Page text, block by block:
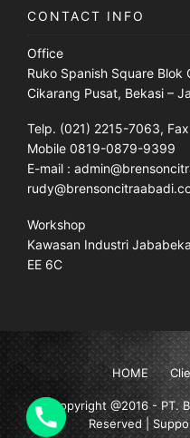
CONTACT INFO
Office
Ruko Spanish Square Blok
Cikarang Pusat, Bekasi –
Telp. (021) 2215-7063,
Mobile 0819-0879-9399
E-mail :
Workshop
Kawasan Industri
EE 6C
HOME
Copyright @2016 -PT.
Reserved |